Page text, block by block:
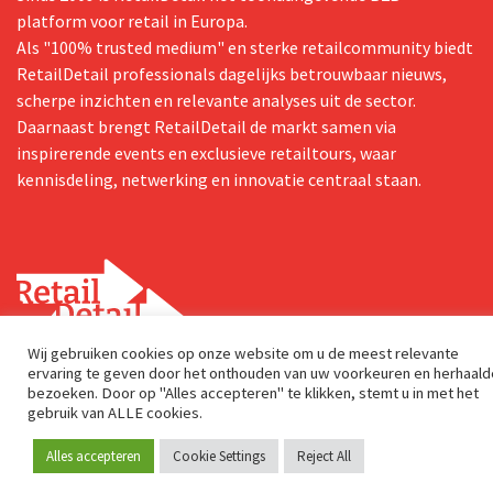
Word lid
platform voor retail in Europa.
Als "100% trusted medium" en sterke retailcommunity biedt
RetailDetail professionals dagelijks betrouwbaar nieuws,
scherpe inzichten en relevante analyses uit de sector.
Daarnaast brengt RetailDetail de markt samen via
inspirerende events en exclusieve retailtours, waar
kennisdeling, netwerking en innovatie centraal staan.
Postadres
Genuastraat 1/41
2000 Antwerp
Wij gebruiken cookies op onze website om u de meest relevante
ervaring te geven door het onthouden van uw voorkeuren en
bezoeken. Door op "Alles accepteren" te klikken, stemt u in met het
gebruik van ALLE cookies.
Alles accepteren Cookie Settings Reject All